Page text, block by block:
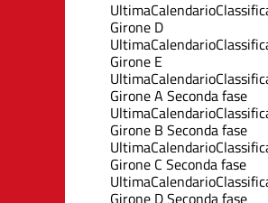
UltimaCalendario
Girone D
UltimaCalendario
Girone E
UltimaCalendario
Girone A Seconda fase
UltimaCalendario
Girone B Seconda fase
UltimaCalendario
Girone C Seconda fase
UltimaCalendario
Girone D Seconda fase